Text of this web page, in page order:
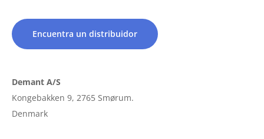
Encuentra un distribuidor
Demant A/S
Kongebakken 9, 2765 Smørum.
Denmark